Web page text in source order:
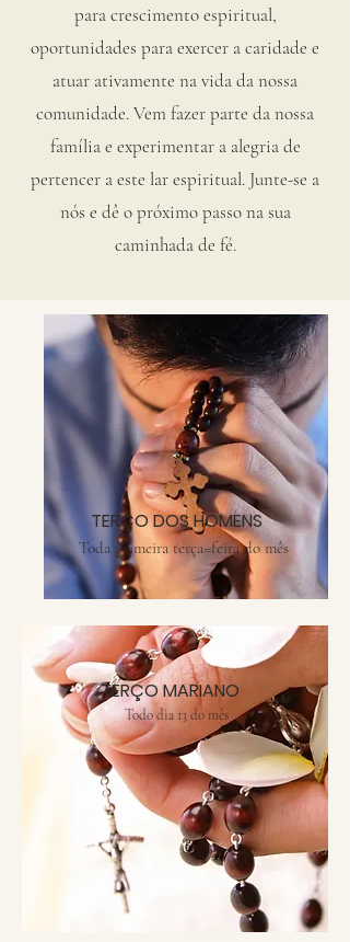
para crescimento espiritual,
oportunidades para exercer a caridade e
atuar ativamente na vida da nossa
comunidade. Vem fazer parte da nossa
família e experimentar a alegria de
pertencer a este lar espiritual. Junte-se a
nós e dê o próximo passo na sua
caminhada de fé.
Toda primeira terça=feira do mês
TERÇO DOS HOMENS
TERÇO MARIANO
Todo dia 13 do mês